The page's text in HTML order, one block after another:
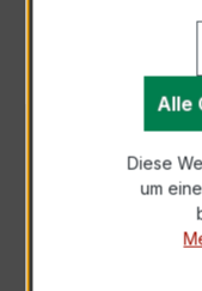
Der EASKD
kompakter,
Alle
Diese
um